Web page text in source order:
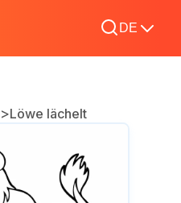
DE
>Löwe lächelt